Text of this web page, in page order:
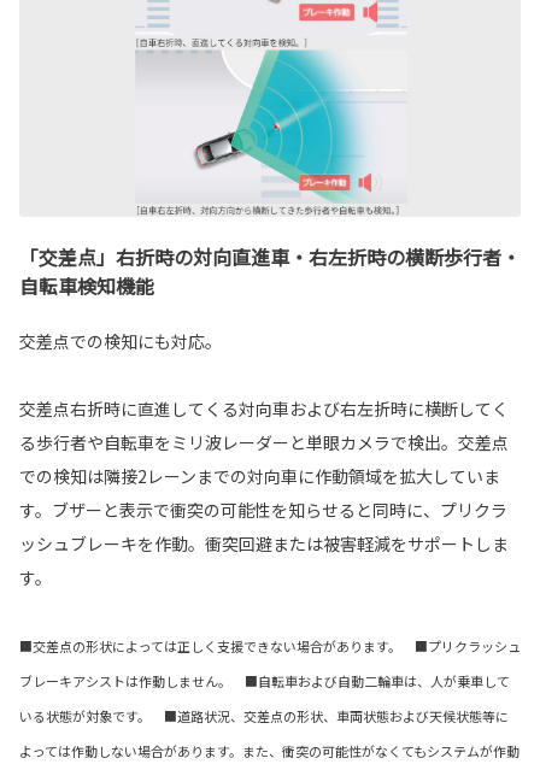
「交差点」右折時の対向直進車・右左折時の横断歩行者・
自転車検知機能
交差点での検知にも対応。
交差点右折時に直進してくる対向車および右左折時に横断してく
る歩行者や自転車をミリ波レーダーと単眼カメラで検出。交差点
での検知は隣接2レーンまでの対向車に作動領域を拡大していま
す。ブザーと表示で衝突の可能性を知らせると同時に、プリクラ
ッシュブレーキを作動。衝突回避または被害軽減をサポートしま
す。
■交差点の形状によっては正しく支援できない場合があります。 ■プリクラッシュ
ブレーキアシストは作動しません。 ■自転車および自動二輪車は、人が乗車して
いる状態が対象です。 ■道路状況、交差点の形状、車両状態および天候状態等に
よっては作動しない場合があります。また、衝突の可能性がなくてもシステムが作動